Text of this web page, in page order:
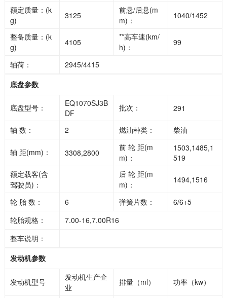
额定质量：(k
g)
3125
前悬/后悬(m
m)：
1040/1452
整备质量：(k
g)
4105
**高车速(km/
h)：
99
轴荷：
2945/4415
底盘参数
底盘型号：
EQ1070SJ3B
DF
批次： 291
轴 数： 2 燃油种类： 柴油
轴 距(mm)： 3308,2800
前 轮 距(m
m)：
1503,1485,1
519
额定载客(含
驾驶员)：
后 轮 距(m
m)：
1494,1516
轮 胎 数： 6 弹簧片数：
6/6+5
轮胎规格：
7.00-16,7.00R16
整车说明：
发动机参数
发动机型号
发动机生产企
业
排量（ml） 功率（kw）